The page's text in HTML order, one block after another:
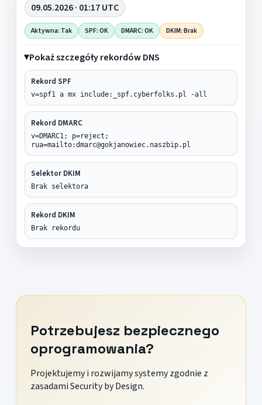
09.05.2026 · 01:17 UTC
Aktywna: Tak SPF: OK DMARC: OK DKIM: Brak
Pokaż szczegóły rekordów DNS
Rekord SPF
v=spf1 a mx include:_spf.cyberfolks.pl -all
Rekord DMARC
v=DMARC1; p=reject;
rua=mailto:dmarc@gokjanowiec.naszbip.pl
Selektor DKIM
Brak selektora
Rekord DKIM
Brak rekordu
Potrzebujesz bezpiecznego
oprogramowania?
Projektujemy i rozwijamy systemy zgodnie z
zasadami Security by Design.